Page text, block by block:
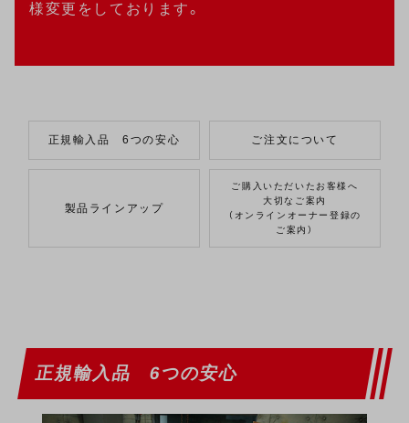
様変更をしております。
正規輸入品 6つの安心 ご注文について
製品ラインアップ
ご購入いただいたお客様へ
大切なご案内
（オンラインオーナー登録の
ご案内）
正規輸入品 6つの安心